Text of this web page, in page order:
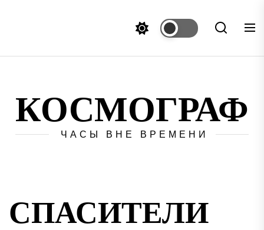
КОСМОГРАФ
ЧАСЫ ВНЕ ВРЕМЕНИ
СПАСИТЕЛИ